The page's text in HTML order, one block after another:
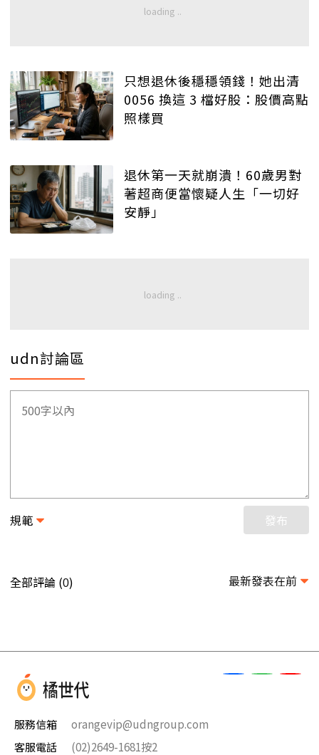
只想退休後穩穩領錢！她出清
0056 換這 3 檔好股：股價高點
照樣買
退休第一天就崩潰！60歲男對
著超商便當懷疑人生「一切好
安靜」
udn討論區
規範 發布
全部評論 (0) 最新發表在前
服務信箱
orangevip@udngroup.com
客服電話
(02)2649-1681按2